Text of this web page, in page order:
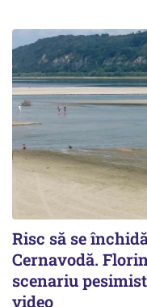
Risc să se
Cernavodă.
scenariu
video